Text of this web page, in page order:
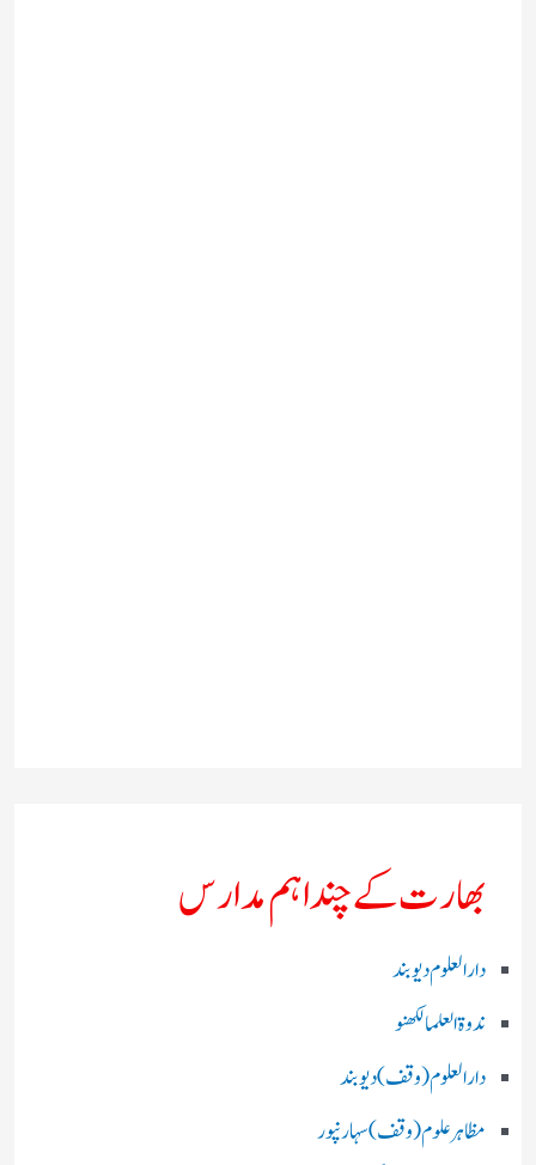
بھارت کے چند اہم مدارس
دارالعلوم دیوبند
ندوۃالعلما لکھنو
دارالعلوم (وقف)دیوبند
مظاہرعلوم (وقف)سہارنپور